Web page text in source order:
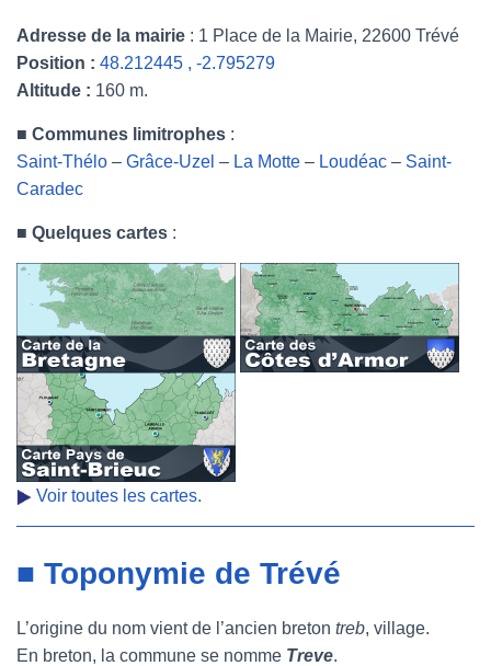
Adresse de la mairie : 1 Place de la Mairie, 22600 Trévé
Position : 48.212445 , -2.795279
Altitude : 160 m.
■ Communes limitrophes :
Saint-Thélo – Grâce-Uzel – La Motte – Loudéac – Saint-
Caradec
■ Quelques cartes :
Voir toutes les cartes.
■ Toponymie de Trévé
L’origine du nom vient de l’ancien breton treb, village.
En breton, la commune se nomme Treve.